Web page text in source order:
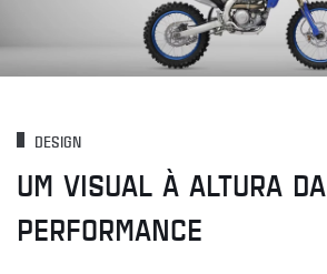
DESIGN
UM VISUAL À ALTURA DA
PERFORMANCE